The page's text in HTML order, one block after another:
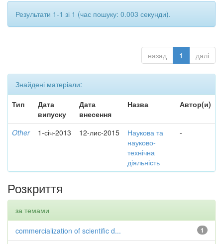
Результати 1-1 зі 1 (час пошуку: 0.003 секунди).
назад 1 далі
Знайдені матеріали:
Тип
Дата
випуску
Дата
внесення
Назва Автор(и)
Other 1-січ-2013 12-лис-2015
Наукова та
науково-
технічна
діяльність
-
Розкриття
за темами
1
commercialization of scientific d...